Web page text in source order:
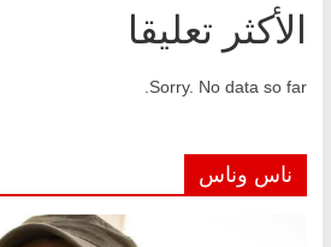
الأكثر تعليقا
Sorry. No data so far.
ناس وناس